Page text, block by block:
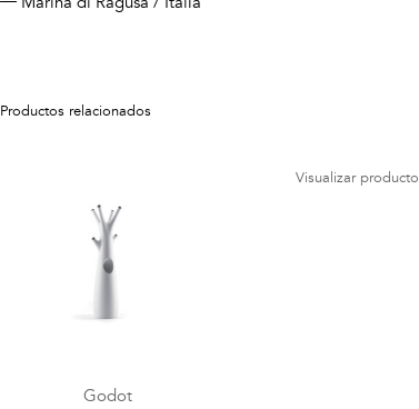
Productos relacionados
Godot
Visualizar producto